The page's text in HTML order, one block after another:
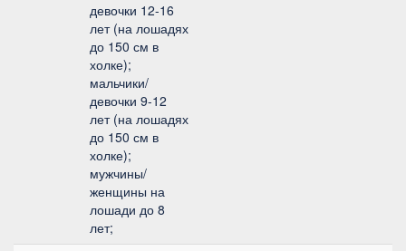
девочки 12-16
лет (на лошадях
до 150 см в
холке);
мальчики/
девочки 9-12
лет (на лошадях
до 150 см в
холке);
мужчины/
женщины на
лошади до 8
лет;